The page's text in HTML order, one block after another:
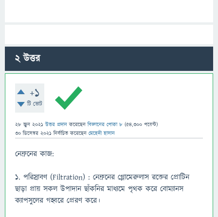
2উত্তর
+1
টি ভোট
28 জুন 2021 উত্তর প্রদান করেছেনবিজ্ঞানের পোকা ৮ (54,300 পয়েন্ট)
30 ডিসেম্বর 2021 নির্বাচিত করেছেন মেহেদী হাসান
নেফ্রনের কাজ:
১. পরিস্রাবণ (Filtration) : নেফ্রনের গ্লোমেরুলাস রক্তের প্রােটিন
ছাড়া প্রায় সকল উপাদান ছাঁকনির মাধ্যমে পৃথক করে বােম্যানস
ক্যাপসুলের গহ্বরে প্রেরণ করে।